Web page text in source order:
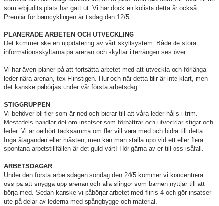
som erbjudits plats har gått ut. Vi har dock en kölista detta år också.
Premiär för barncyklingen är tisdag den 12/5.
PLANERADE ARBETEN OCH UTVECKLING
Det kommer ske en uppdatering av vårt skyltsystem. Både de stora
informationsskyltarna på arenan och skyltar i terrängen ses över.
Vi har även planer på att fortsätta arbetet med att utveckla och förlänga
leder nära arenan, tex Flinstigen. Hur och när detta blir är inte klart, men
det kanske påbörjas under vår första arbetsdag.
STIGGRUPPEN
Vi behöver bli fler som är ned och bidrar till att våra leder hålls i trim.
Mestadels handlar det om insatser som förbättrar och utvecklar stigar och
leder. Vi är oerhört tacksamma om fler vill vara med och bidra till detta.
Inga åtaganden eller måsten, men kan man ställa upp vid ett eller flera
spontana arbetstillfällen är det guld värt! Hör gärna av er till oss isåfall.
ARBETSDAGAR
Under den första arbetsdagen söndag den 24/5 kommer vi koncentrera
oss på att snygga upp arenan och alla slingor som barnen nyttjar till att
börja med. Sedan kanske vi påbörjar arbetet med flinis 4 och gör insatser
ute på delar av lederna med spångbygge och material.